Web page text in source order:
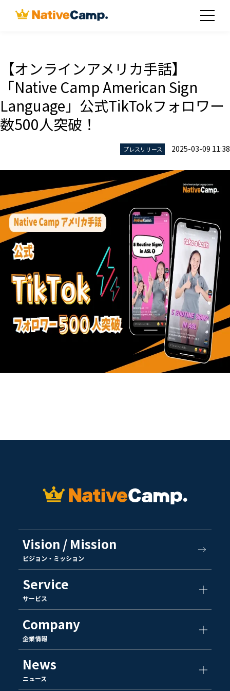
【オンラインアメリカ手話】
「Native Camp American Sign
Language」公式TikTokフォロワー
数500人突破！
プレスリリース 2025-03-09 11:38
Vision / Mission
ビジョン・ミッション
Service
サービス
Company
企業情報
News
ニュース